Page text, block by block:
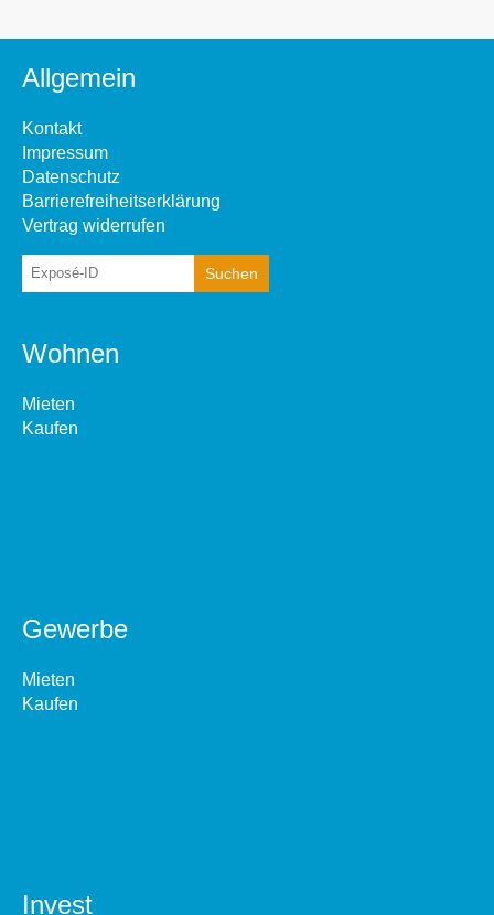
Allgemein
Kontakt
Impressum
Datenschutz
Barrierefreiheitserklärung
Vertrag widerrufen
Wohnen
Mieten
Kaufen
Gewerbe
Mieten
Kaufen
Invest